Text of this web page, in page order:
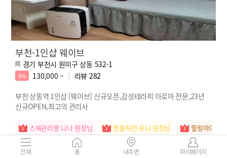
부천-1인샵 웨이브
경기 부천시 원미구 상동 532-1
8% 130,000 ~ 리뷰 282
부천 상동역 1인샵 [웨이브] 신규오픈,감성테라피 아로마 전문,23년
신규OPEN,최고의 관리사
스웨관리짱 나나 원장님 명불허전 유나 원장님 힐링아이콘
전체 홈 내주변 마이페이지